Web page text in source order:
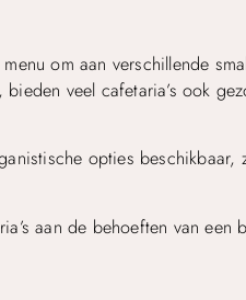
om aan verschillende
veel cafetaria’s ook
opties beschikbaar,
aan de behoeften van